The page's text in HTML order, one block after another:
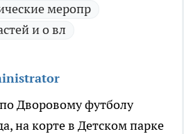
меропр
и о вл
Дворовому футболу
на корте в Детском парке